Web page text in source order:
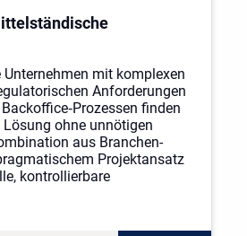
mit komplexen
Anforderungen
finden
ohne unnötigen
aus Branchen-
Projektansatz
kontrollierbare